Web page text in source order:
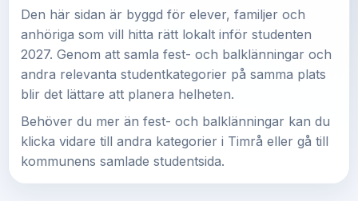
Den här sidan är byggd för elever, familjer och
anhöriga som vill hitta rätt lokalt inför studenten
2027. Genom att samla fest- och balklänningar och
andra relevanta studentkategorier på samma plats
blir det lättare att planera helheten.
Behöver du mer än fest- och balklänningar kan du
klicka vidare till andra kategorier i Timrå eller gå till
kommunens samlade studentsida.